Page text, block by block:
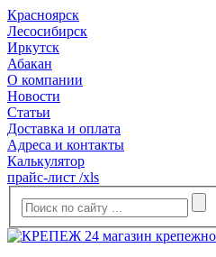
Красноярск
Лесосибирск
Иркутск
Абакан
О компании
Новости
Статьи
Доставка и оплата
Адреса и контакты
Калькулятор
прайс-лист /xls